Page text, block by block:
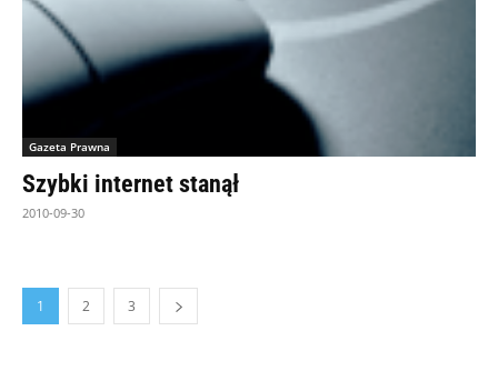
Gazeta Prawna
Szybki internet stanął
2010-09-30
1 2 3